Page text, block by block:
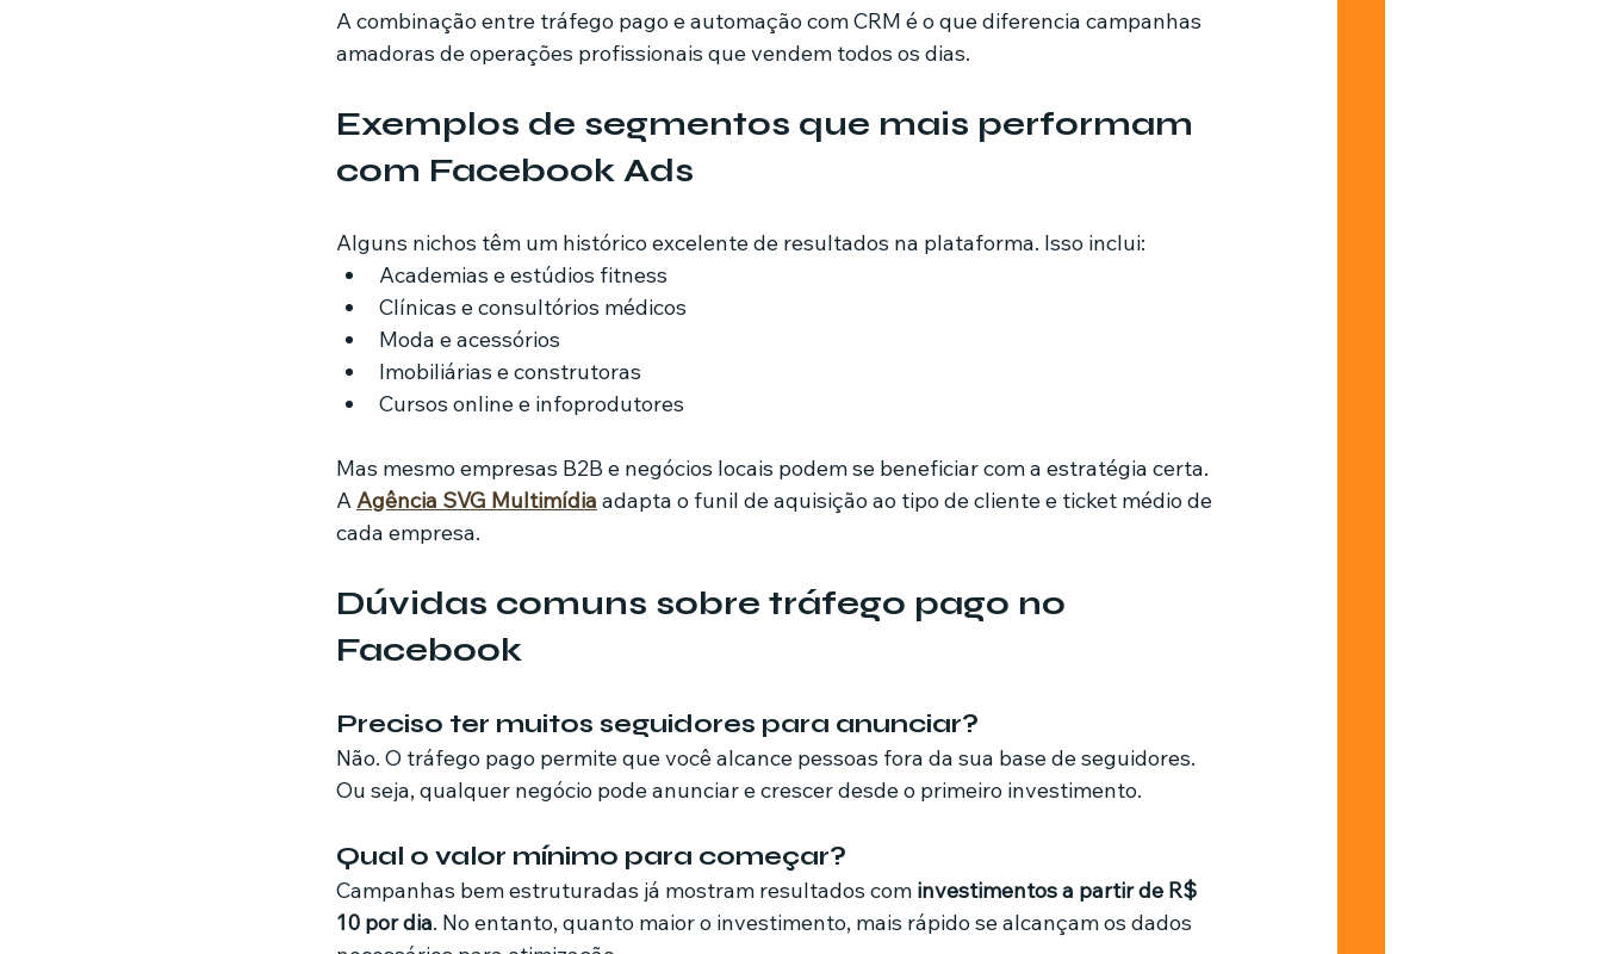
A combinação entre tráfego pago e automação com CRM é o que diferencia campanhas
amadoras de operações profissionais que vendem todos os dias.
Exemplos de segmentos que mais performam
com Facebook Ads
Alguns nichos têm um histórico excelente de resultados na plataforma. Isso inclui:
Academias e estúdios fitness
Clínicas e consultórios médicos
Moda e acessórios
Imobiliárias e construtoras
Cursos online e infoprodutores
Mas mesmo empresas B2B e negócios locais podem se beneficiar com a estratégia certa.
A Agência SVG Multimídia adapta o funil de aquisição ao tipo de cliente e ticket médio de
cada empresa.
Dúvidas comuns sobre tráfego pago no
Facebook
Preciso ter muitos seguidores para anunciar?
Não. O tráfego pago permite que você alcance pessoas fora da sua base de seguidores.
Ou seja, qualquer negócio pode anunciar e crescer desde o primeiro investimento.
Qual o valor mínimo para começar?
Campanhas bem estruturadas já mostram resultados com investimentos a partir de R$
10 por dia. No entanto, quanto maior o investimento, mais rápido se alcançam os dados